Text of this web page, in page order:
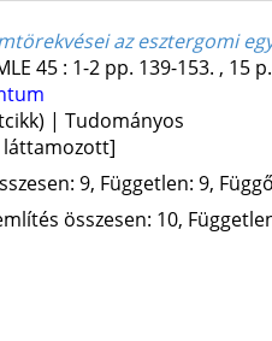
az esztergomi
45: 1-2 pp. 139-153. , 15
| Tudományos
láttamozott]
9, Független: 9,
összesen: 10,